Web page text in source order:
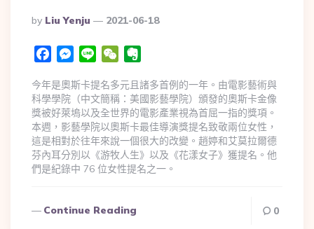
By Liu Yenju 2021-06-18
FacebookMessenger
Line WeChat
今年是奧斯卡提名多元且諸多首例的一年。由電影藝術與
科學學院（中文簡稱：美國影藝學院）頒發的奧斯卡金像
獎被好萊塢以及全世界的電影產業視為首屈一指的獎項。
本週，影藝學院以奧斯卡最佳導演獎提名致敬兩位女性，
這是相對於往年來說一個很大的改變。趙婷和艾莫拉爾德
芬內耳分別以《游牧人生》以及《花漾女子》獲提名。他
們是紀錄中 76 位女性提名之一。
Continue Reading 0